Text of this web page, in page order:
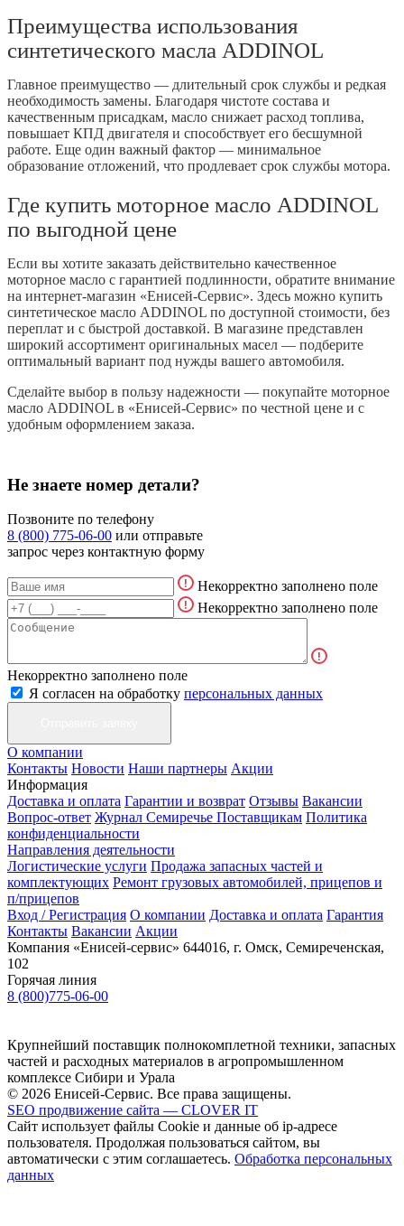
Преимущества использования
синтетического масла ADDINOL
Главное преимущество — длительный срок службы и редкая
необходимость замены. Благодаря чистоте состава и
качественным присадкам, масло снижает расход топлива,
повышает КПД двигателя и способствует его бесшумной
работе. Еще один важный фактор — минимальное
образование отложений, что продлевает срок службы мотора.
Где купить моторное масло ADDINOL
по выгодной цене
Если вы хотите заказать действительно качественное
моторное масло с гарантией подлинности, обратите внимание
на интернет-магазин «Енисей-Сервис». Здесь можно купить
синтетическое масло ADDINOL по доступной стоимости, без
переплат и с быстрой доставкой. В магазине представлен
широкий ассортимент оригинальных масел — подберите
оптимальный вариант под нужды вашего автомобиля.
Сделайте выбор в пользу надежности — покупайте моторное
масло ADDINOL в «Енисей-Сервис» по честной цене и с
удобным оформлением заказа.
Не знаете номер детали?
Позвоните по телефону
8 (800) 775-06-00 или отправьте
запрос через контактную форму
Некорректно заполнено поле
Некорректно заполнено поле
Некорректно заполнено поле
Я согласен на обработку персональных данных
О компании
Контакты Новости Наши партнеры Акции
Информация
Доставка и оплата Гарантии и возврат Отзывы Вакансии
Вопрос-ответ Журнал Семиречье Поставщикам Политика
конфиденциальности
Направления деятельности
Логистические услуги Продажа запасных частей и
комплектующих Ремонт грузовых автомобилей, прицепов и
п/прицепов
Вход / Регистрация О компании Доставка и оплата Гарантия
Контакты Вакансии Акции
Компания «Енисей-сервис» 644016, г. Омск, Семиреченская,
102
Горячая линия
8 (800)775-06-00
Крупнейший поставщик полнокомплетной техники, запасных
частей и расходных материалов в агропромышленном
комплексе Сибири и Урала
© 2026 Енисей-Сервис. Все права защищены.
SEO продвижение сайта — CLOVER IT
Сайт использует файлы Cookie и данные об ip-адресе
пользователя. Продолжая пользоваться сайтом, вы
автоматически с этим соглашаетесь. Обработка персональных
данных